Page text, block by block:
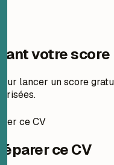
votre score
lancer un score
ce CV
ce CV